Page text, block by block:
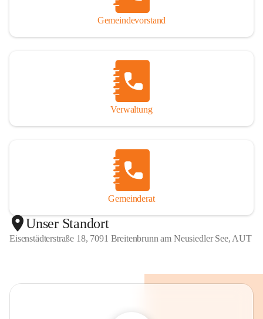
Gemeindevorstand
Verwaltung
Gemeinderat
Unser Standort
Eisenstädterstraße 18, 7091 Breitenbrunn am Neusiedler See, AUT